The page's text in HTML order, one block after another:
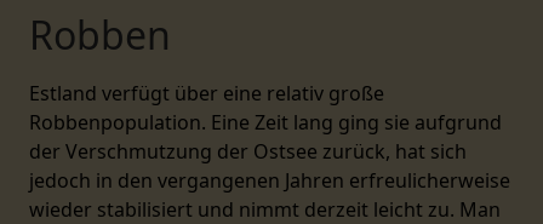
Robben
Estland verfügt über eine relativ große
Robbenpopulation. Eine Zeit lang ging sie aufgrund
der Verschmutzung der Ostsee zurück, hat sich
jedoch in den vergangenen Jahren erfreulicherweise
wieder stabilisiert und nimmt derzeit leicht zu. Man